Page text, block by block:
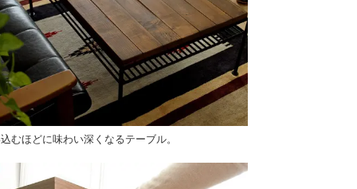
むほどに味わい深くなるテーブル。